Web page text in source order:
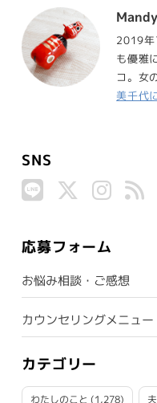
2019年
も優雅
コ。女
美千代
SNS
応募フォーム
お悩み相談・ご感想
カウンセリングメニュー
カテゴリー
わたしのこと (1,278)